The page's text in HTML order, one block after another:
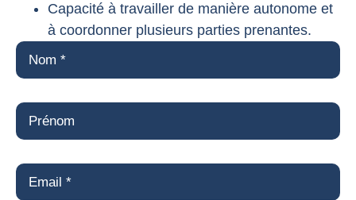
Capacité à travailler de manière autonome et
à coordonner plusieurs parties prenantes.